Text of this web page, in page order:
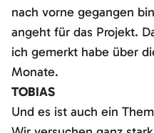
nach vorne gegangen
angeht für das Projekt.
ich gemerkt habe über
Monate.
TOBIAS
Und es ist auch ein